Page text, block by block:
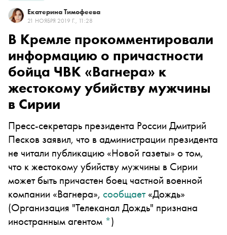
Екатерина Тимофеева
21 НОЯБРЯ 2019 Г., 11:28
В Кремле прокомментировали
информацию о причастности
бойца ЧВК «Вагнера» к
жестокому убийству мужчины
в Сирии
Пресс-секретарь президента России Дмитрий
Песков заявил, что в администрации президента
не читали публикацию «Новой газеты» о том,
что к жестокому убийству мужчины в Сирии
может быть причастен боец частной военной
компании «Вагнера», сообщает«Дождь»
(Организация "Телеканал Дождь" признана
иностранным агентом *)